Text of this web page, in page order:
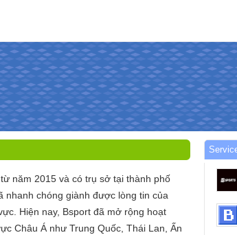
năm 2015 và có trụ sở tại thành phố
nhanh chóng giành được lòng tin của
Hiện nay, Bsport đã mở rộng hoạt
Châu Á như Trung Quốc, Thái Lan, Ấn